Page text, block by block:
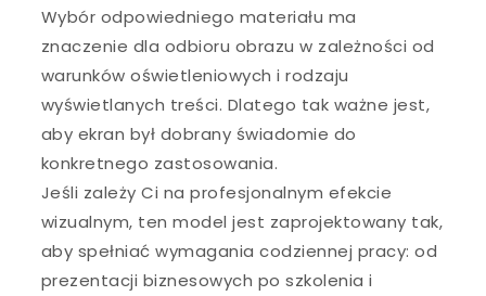
Wybór odpowiedniego materiału ma
znaczenie dla odbioru obrazu w zależności od
warunków oświetleniowych i rodzaju
wyświetlanych treści. Dlatego tak ważne jest,
aby ekran był dobrany świadomie do
konkretnego zastosowania.
Jeśli zależy Ci na profesjonalnym efekcie
wizualnym, ten model jest zaprojektowany tak,
aby spełniać wymagania codziennej pracy: od
prezentacji biznesowych po szkolenia i